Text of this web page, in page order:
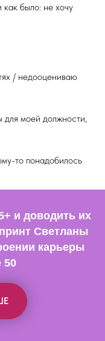
как было: не хочу
/ недооцениваю
для моей должности,
то понадобилось
и доводить их
Светланы
карьеры
50